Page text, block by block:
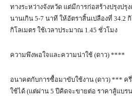
ทางระหว่างจังหวัด แต่มีการก่อสร้างปรุงปรุ
นานเกิน 5-7 นาที ให้อัตราสิ้นเปลืองที่ 34.2
กิโลเมตร ใช้เวลาประมาณ 1.45 ชั่วโมง
ความพึงพอใจและความน่าใช้ (ดาว) ****
อนาคตกับการซื้อมาขับใช้งาน (ดาว) *** ค
ใช้ได้ (แต่ผ่าน 5 ปีคิดจะขายต่อ ราคาสู้แบร